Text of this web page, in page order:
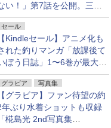
い！」第7話を公開。三角
ゃない方か
セール
【Kindleセール】アニメ化も
れた釣りマンガ「放課後て
ぼう日誌」1〜6巻が最大
％オフのセール中！
グラビア 写真集
【グラビア】ファン待望の約
年ぶり水着ショットも収録
「椛島光 2nd写真集